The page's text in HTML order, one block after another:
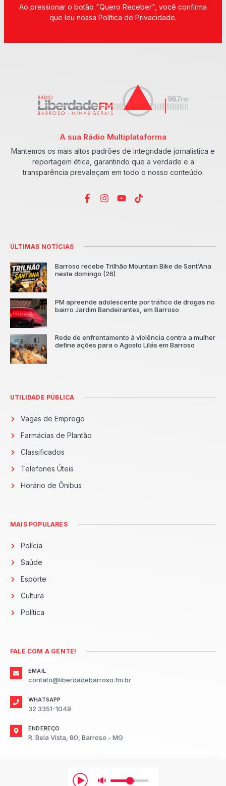
Ao pressionar o botão "Quero Receber", você confirma
que leu nossa Política de Privacidade.
A sua Rádio Multiplataforma
Mantemos os mais altos padrões de integridade jornalística e
reportagem ética, garantindo que a verdade e a
transparência prevaleçam em todo o nosso conteúdo.
ÚLTIMAS NOTÍCIAS
Barroso recebe Trilhão Mountain Bike de Sant’Ana
neste domingo (26)
PM apreende adolescente por tráfico de drogas no
bairro Jardim Bandeirantes, em Barroso
Rede de enfrentamento à violência contra a mulher
define ações para o Agosto Lilás em Barroso
UTILIDADE PÚBLICA
Vagas de Emprego
Farmácias de Plantão
Classificados
Telefones Úteis
Horário de Ônibus
MAIS POPULARES
Polícia
Saúde
Esporte
Cultura
Política
FALE COM A GENTE!
EMAIL
contato@liberdadebarroso.fm.br
WHATSAPP
32 3351-1049
ENDEREÇO
R. Bela Vista, 80, Barroso - MG
2026 Radio Liberdade FM Barroso.